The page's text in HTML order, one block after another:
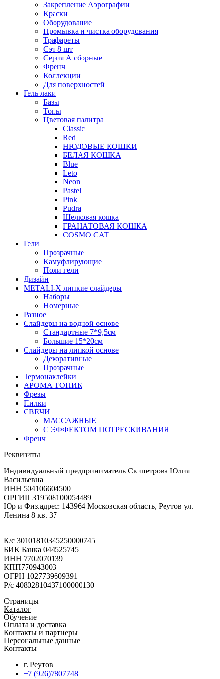
Закрепление Аэрографии
Краски
Оборудование
Промывка и чистка оборудования
Трафареты
Сэт 8 шт
Серия А сборные
Френч
Коллекции
Для поверхностей
Гель лаки
Базы
Топы
Цветовая палитра
Classic
Red
НЮДОВЫЕ КОШКИ
БЕЛАЯ КОШКА
Blue
Leto
Neon
Pastel
Pink
Pudra
Шелковая кошка
ГРАНАТОВАЯ КОШКА
COSMO CAT
Гели
Прозрачные
Камуфлирующие
Поли гели
Дизайн
METALI-X липкие слайдеры
Наборы
Номерные
Разное
Слайдеры на водной основе
Стандартные 7*9,5см
Большие 15*20см
Слайдеры на липкой основе
Декоративные
Прозрачные
Термонаклейки
АРОМА ТОНИК
Фрезы
Пилки
СВЕЧИ
МАССАЖНЫЕ
С ЭФФЕКТОМ ПОТРЕСКИВАНИЯ
Френч
Реквизиты
Индивидуальный предприниматель Скипетрова Юлия
Васильевна
ИНН 504106604500
ОРГИП 319508100054489
Юр и Физ.адрес: 143964 Московская область, Реутов ул.
Ленина 8 кв. 37
К/с 30101810345250000745
БИК Банка 044525745
ИНН 7702070139
КПП770943003
ОГРН 1027739609391
Р/с 40802810437100000130
Страницы
Каталог
Обучение
Оплата и доставка
Контакты и партнеры
Персональные данные
Контакты
г. Реутов
+7 (926)7807748